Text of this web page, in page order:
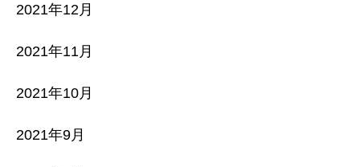
2021年12月
2021年11月
2021年10月
2021年9月